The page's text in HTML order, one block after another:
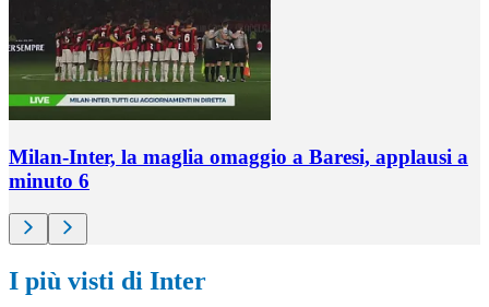
Milan-Inter, la maglia omaggio a Baresi, applausi a
minuto 6
I più visti di Inter